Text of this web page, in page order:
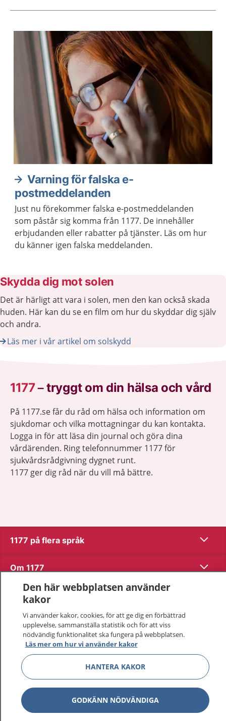
Aktuella artiklar
Varning för falska e-
postmeddelanden
Just nu förekommer falska e-postmeddelanden
som påstår sig komma från 1177. De innehåller
erbjudanden eller rabatter på tjänster. Läs om hur
du känner igen falska meddelanden.
Skydda dig mot solen
Det är härligt att vara i solen, men den kan också skada
huden. Här kan du se en film om hur du skyddar dig själv
och andra.
Läs mer i vår artikel om solskydd
1177–tryggt om din hälsa och vård
På 1177.se får du råd om hälsa och information om
sjukdomar och vilka mottagningar du kan kontakta.
Logga in för att läsa din journal och göra dina
vårdärenden. Ring telefonnummer 1177 för
sjukvårdsrådgivning dygnet runt.
1177 ger dig råd när du vill må bättre.
1177 på flera språk Visa
Om 1177 Visa
Kontakt
Behandling av personuppgifter
Hantering av kakor
Inställningar för kakor
Den här webbplatsen använder
kakor
Vi använder kakor, cookies, för att ge dig en förbättrad
upplevelse, sammanställa statistik och för att viss
nödvändig funktionalitet ska fungera på webbplatsen.
Läs mer om hur vi använder kakor
HANTERA KAKOR
GODKÄNN NÖDVÄNDIGA